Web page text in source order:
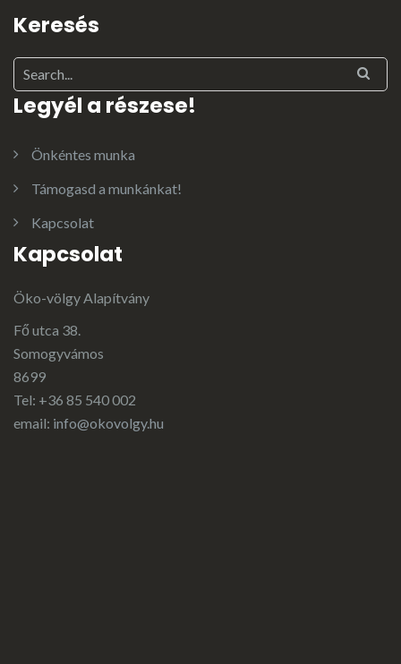
Keresés
Legyél a részese!
Önkéntes munka
Támogasd a munkánkat!
Kapcsolat
Kapcsolat
Öko-völgy Alapítvány
Fő utca 38.
Somogyvámos
8699
Tel: +36 85 540 002
email: info@okovolgy.hu